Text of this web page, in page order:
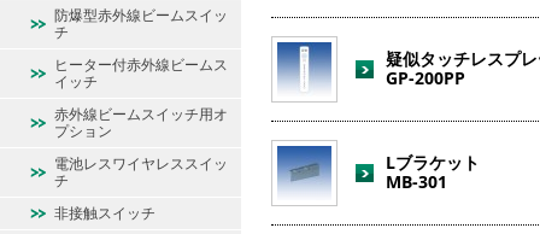
疑似タッチレスプ
GP-200PP
Lブラケット
MB-301
防爆型赤外線ビームスイッ
チ
ヒーター付赤外線ビームス
イッチ
赤外線ビームスイッチ用オ
プション
電池レスワイヤレススイッ
チ
非接触スイッチ